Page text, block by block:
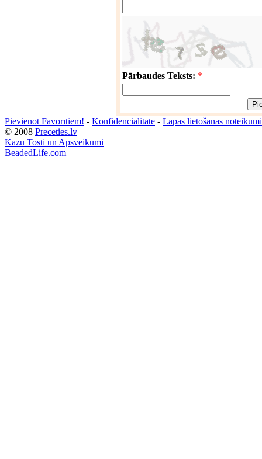
Pārbaudes Teksts: *
Pievienot Favorītiem! - Konfidencialitāte - Lapas lietošanas noteikumi
© 2008 Preceties.lv
Kāzu Tosti un Apsveikumi
BeadedLife.com